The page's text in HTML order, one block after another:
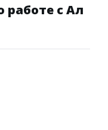
работе с Ал